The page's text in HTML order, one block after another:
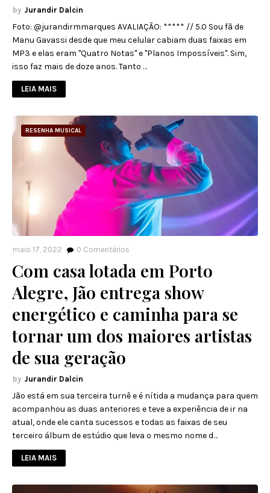
Jurandir Dalcin
Foto: @jurandirmmarques AVALIAÇÃO: ***** // 5.0 Sou fã de
Manu Gavassi desde que meu celular cabiam duas faixas em
MP3 e elas eram "Quatro Notas" e "Planos Impossíveis". Sim,
isso faz mais de doze anos. Tanto …
LEIA MAIS
RESENHA MUSICAL
maio 17, 2022 0 Comentários
Com casa lotada em Porto
Alegre, Jão entrega show
energético e caminha para se
tornar um dos maiores artistas
de sua geração
Jurandir Dalcin
Jão está em sua terceira turnê e é nítida a mudança para quem
acompanhou as duas anteriores e teve a experiência de ir na
atual, onde ele canta sucessos e todas as faixas de seu
terceiro álbum de estúdio que leva o mesmo nome d…
LEIA MAIS